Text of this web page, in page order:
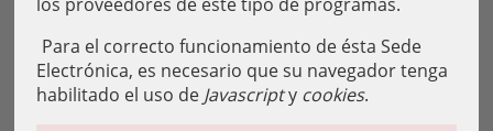
Para el correcto funcionamiento de ésta Sede
Electrónica, es necesario que su navegador tenga
habilitado el uso de Javascripty cookies.